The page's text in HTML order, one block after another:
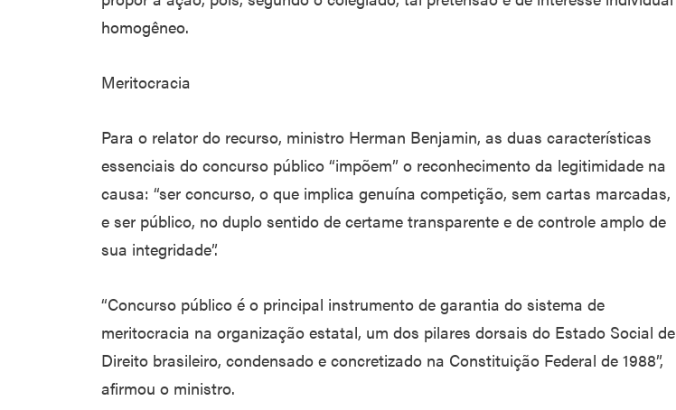
homogêneo.
Meritocracia
Para o relator do recurso, ministro Herman Benjamin, as duas características
essenciais do concurso público “impõem” o reconhecimento da legitimidade na
causa: “ser concurso, o que implica genuína competição, sem cartas marcadas,
e ser público, no duplo sentido de certame transparente e de controle amplo de
sua integridade”.
“Concurso público é o principal instrumento de garantia do sistema de
meritocracia na organização estatal, um dos pilares dorsais do Estado Social de
Direito brasileiro, condensado e concretizado na Constituição Federal de 1988”,
afirmou o ministro.